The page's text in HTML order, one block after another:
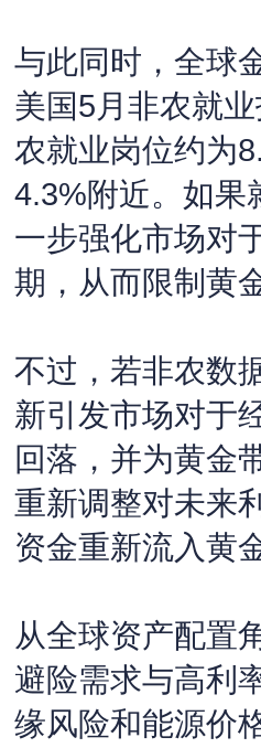
与此同时，全球
美国5月非农就
农就业岗位约为
4.3%附近。如果
一步强化市场对
期，从而限制黄
不过，若非农数
新引发市场对于
回落，并为黄金
重新调整对未来
资金重新流入黄
从全球资产配置
避险需求与高利
缘风险和能源价